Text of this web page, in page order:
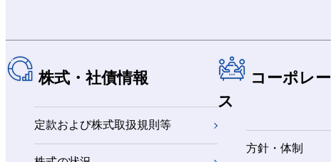
株式・社債情報
定款および株式取扱規則等
コーポレ
ス
方針・体制